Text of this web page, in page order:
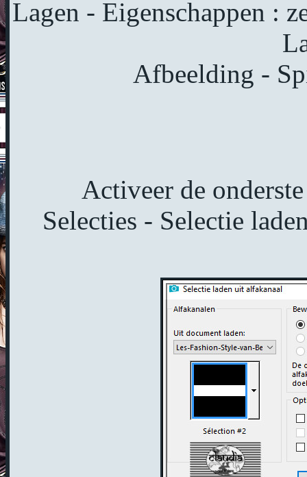
Lagen - Eigenschappen :
Afbeelding -
Activeer de
Selecties - Selectie